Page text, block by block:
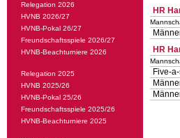
Relegation 2026
HVNB 2026/27
HVNB-Pokal 26/27
Freundschaftsspiele 2026/27
HVNB-Beachturniere 2026
Relegation 2025
HVNB 2025/26
HVNB-Pokal 25/26
Freundschaftsspiele 2025/26
HVNB-Beachturniere 2025
HR
HR
Five-
Männer